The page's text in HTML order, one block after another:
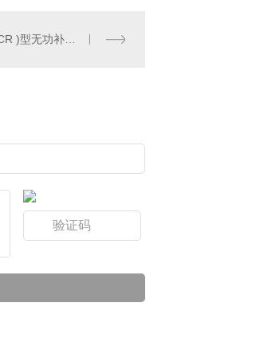
XBT-SVC 磁控电抗器( MCR )型无功补偿装置